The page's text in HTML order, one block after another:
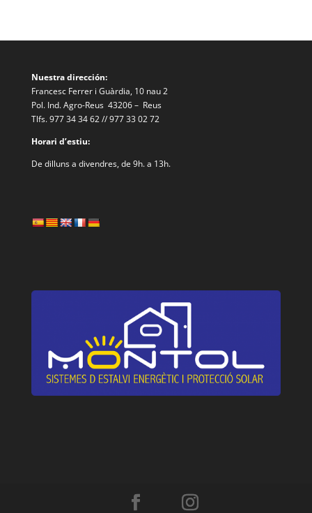
Nuestra dirección:
Francesc Ferrer i Guàrdia, 10 nau 2
Pol. Ind. Agro-Reus 43206 – Reus
Tlfs. 977 34 34 62 // 977 33 02 72
Horari d’estiu:
De dilluns a divendres, de 9h. a 13h.